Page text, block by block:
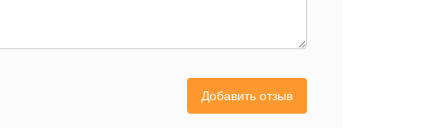
Добавить отзыв